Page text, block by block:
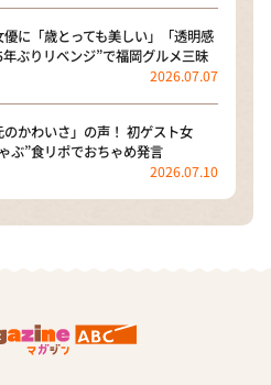
優に「歳とっても美しい」「透明感
ぶりリベンジ”で福岡グルメ三昧
2026.07.07
のかわいさ」の声！ 初ゲスト女
ぶ”食リポでおちゃめ発言
2026.07.10